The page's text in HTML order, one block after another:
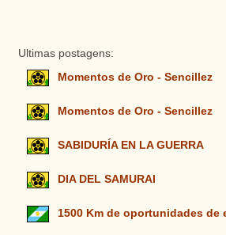
Ultimas postagens:
Momentos de Oro - Sencillez
Momentos de Oro - Sencillez
SABIDURÍA EN LA GUERRA
DIA DEL SAMURAI
1500 Km de oportunidades de